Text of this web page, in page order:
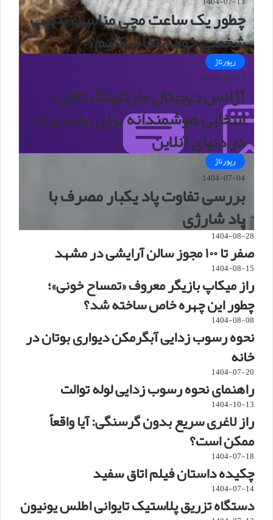
چطور یک ساعت مچی مناسب با تیپ
شخصی خود انتخاب کنیم؟
رپورتاژ
1404-07-15
آژانس دیجیتال مارکتینگ تکان؛
انتخابی هوشمندانه برای رشد برند
در دنیای آنلاین
رپورتاژ
1404-07-04
بررسی تفاوت پاد یکبار مصرف با
پاد شارژی
1404-08-28
صفر تا ۱۰۰ مجوز سالن آرایشی در مشهد
1404-08-15
راز میکاپ بازیگر معروف «تمساح خونی»؛
چطور این چهره خاص ساخته شد؟
1404-08-08
نحوه رسوب زدایی آبگرمکن دیواری بوتان در
خانه
1404-07-20
راهنمای نحوه رسوب زدایی لوله توالت
1404-10-13
راز لاغری سریع بدون گرسنگی: آیا واقعاً
ممکن است؟
1404-07-18
چکیده داستان فیلم اتاق سفید
1404-07-14
دستگاه تزریق پلاستیک تایوانی اطلس یونیون